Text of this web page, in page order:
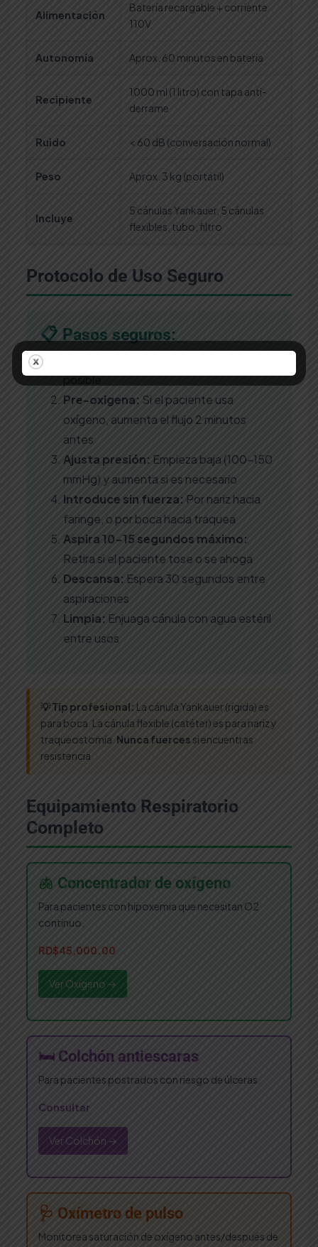
Alimentación
Batería recargable + corriente
110V
Autonomía Aprox. 60 minutos en batería
Recipiente
1000 ml (1 litro) con tapa anti-
derrame
Ruido < 60 dB (conversación normal)
Peso Aprox. 3 kg (portátil)
Incluye
5 cánulas Yankauer, 5 cánulas
flexibles, tubo, filtro
Protocolo de Uso Seguro
📋 Pasos seguros:
posible
Pre-oxigena: Si el paciente usa
oxígeno, aumenta el flujo 2 minutos
antes
Ajusta presión: Empieza baja (100-150
mmHg) y aumenta si es necesario
Introduce sin fuerza: Por nariz hacia
faringe, o por boca hacia traquea
Aspira 10-15 segundos máximo:
Retira si el paciente tose o se ahoga
Descansa: Espera 30 segundos entre
aspiraciones
Limpia: Enjuaga cánula con agua estéril
entre usos
💡 Tip profesional: La cánula Yankauer (rígida) es
para boca. La cánula flexible (catéter) es para nariz y
traqueostomía. Nunca fuerces si encuentras
resistencia.
Equipamiento Respiratorio
Completo
🫁 Concentrador de oxígeno
Para pacientes con hipoxemia que necesitan O2
continuo.
RD$45,000.00
Ver Oxígeno →
🛏️ Colchón antiescaras
Para pacientes postrados con riesgo de úlceras.
Consultar
Ver Colchón →
🩺 Oxímetro de pulso
Monitorea saturación de oxígeno antes/después de